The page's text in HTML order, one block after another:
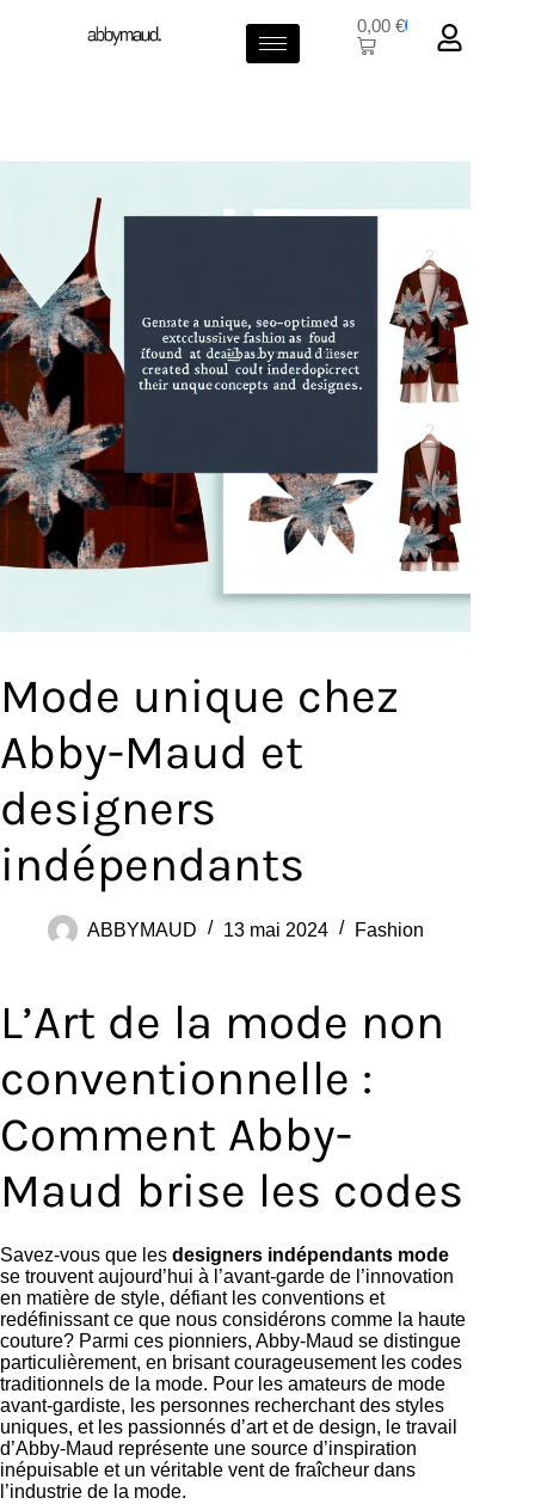
0,00€
Mode unique chez
Abby-Maud et
designers
indépendants
ABBYMAUD 13 mai 2024 Fashion
L’Art de la mode non
conventionnelle :
Comment Abby-
Maud brise les codes
Savez-vous que les designers indépendants mode
se trouvent aujourd’hui à l’avant-garde de l’innovation
en matière de style, défiant les conventions et
redéfinissant ce que nous considérons comme la haute
couture? Parmi ces pionniers, Abby-Maud se distingue
particulièrement, en brisant courageusement les codes
traditionnels de la mode. Pour les amateurs de mode
avant-gardiste, les personnes recherchant des styles
uniques, et les passionnés d’art et de design, le travail
d’Abby-Maud représente une source d’inspiration
inépuisable et un véritable vent de fraîcheur dans
l’industrie de la mode.